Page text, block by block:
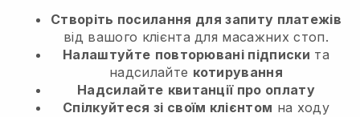
Створіть посилання для запиту платежів
від вашого клієнта для масажних стоп.
Налаштуйте повторювані підписки та
надсилайте котирування
Надсилайте квитанції про оплату
Спілкуйтеся зі своїм клієнтом на ходу